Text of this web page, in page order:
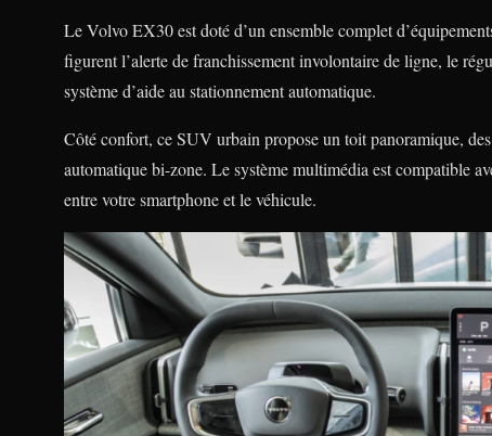
Le Volvo EX30 est doté d’un ensemble complet
figurent l’alerte de franchissement involontaire de ligne, le
système d’aide au stationnement automatique.
Côté confort, ce SUV urbain propose un toit panoramique,
automatique bi-zone. Le système multimédia est compatible
entre votre smartphone et le véhicule.